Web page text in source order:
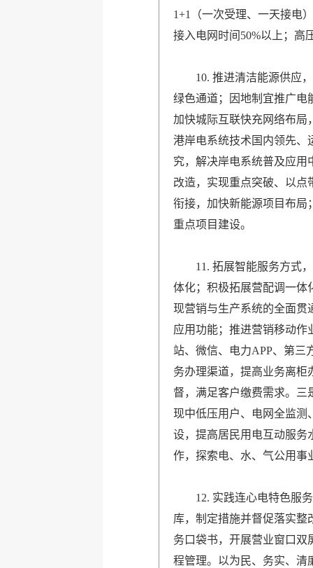
1+1
（一次受理、一天接电
接入电网时间 50%以上；高
10. 推进清洁能源供应
绿色通道；因地制宜推广电
加快城际互联快充网络布局
港岸电系统技术国内领先、
究，解决岸电系统普及应用
改造，实现重点突破、以点
衔接，加快新能源项目布局
重点项目建设。
11. 拓展智能服务方式
体化；积极拓展营配调一体
现营销与生产系统的全面贯
应用功能；推进营销移动作
站、微信、电力APP、第三
务办理渠道，提高业务离柜
督，满足客户缴费需求。三
现中低压用户、电网全监测
设，提高居民用电互动服务
作，探索电、水、气公用事
12. 实践连心电特色服
库，制定措施并督促落实整
务口袋书，开展营业窗口双
程管理。以为民、务实、清